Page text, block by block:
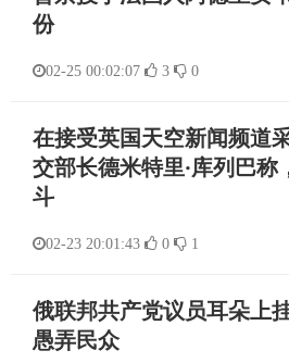
份
02-25 00:02:07 3 0
在接受英国天空新闻频道
交部长德米特里·库列巴称
斗
02-23 20:01:43 0 1
俄联邦共产党议员耳朵上
愚弄民众